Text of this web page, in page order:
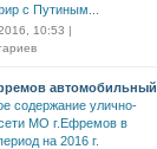
с Путиным...
10:53 |
автомобильный
содержание улично-
МО г.Ефремов в
на 2016 г.